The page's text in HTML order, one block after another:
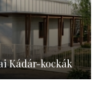
Kádár-kockák